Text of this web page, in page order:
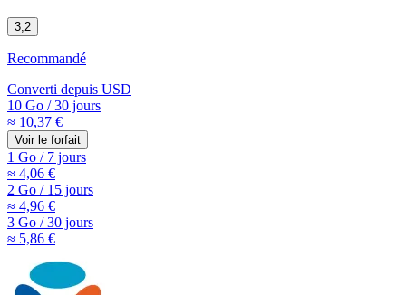
3,2
Recommandé
Converti depuis USD
10 Go /30 jours
≈ 10,37 €
Voir le forfait
1 Go /7 jours
≈ 4,06 €
2 Go /15 jours
≈ 4,96 €
3 Go /30 jours
≈ 5,86 €